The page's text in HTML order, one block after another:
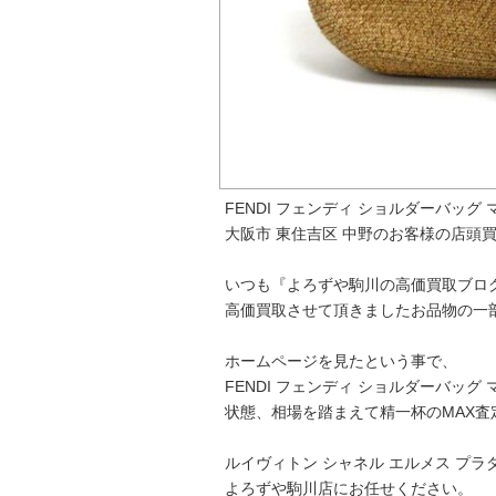
FENDI フェンディ ショルダーバッグ
大阪市 東住吉区 中野のお客様の店頭
いつも『よろずや駒川の高価買取ブ
高価買取させて頂きましたお品物の一
ホームページを見たという事で、
FENDI フェンディ ショルダーバッグ
状態、相場を踏まえて精一杯のMAX
ルイヴィトン シャネル エルメス プ
よろずや駒川店にお任せください。